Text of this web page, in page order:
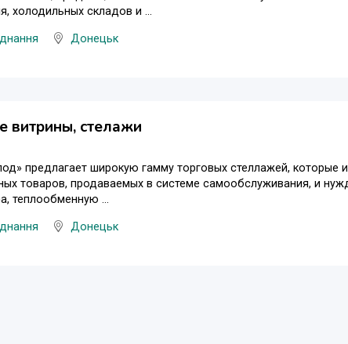
холодильных складов и ...
Донецьк
витрины, стелажи
предлагает широкую гамму торговых стеллажей, которые
товаров, продаваемых в системе самообслуживания, и
теплообменную ...
Донецьк